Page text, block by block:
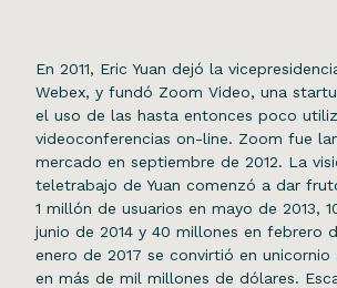
En 2011, Eric Yuan dejó la
Webex, y fundó Zoom Video, una
el uso de las hasta entonces poco
videoconferencias on-line. Zoom fue
mercado en septiembre de 2012. La
teletrabajo de Yuan comenzó a dar
1 millón de usuarios en mayo de 2013,
junio de 2014 y 40 millones en febrero
enero de 2017 se convirtió en unicornio
en más de mil millones de dólares.